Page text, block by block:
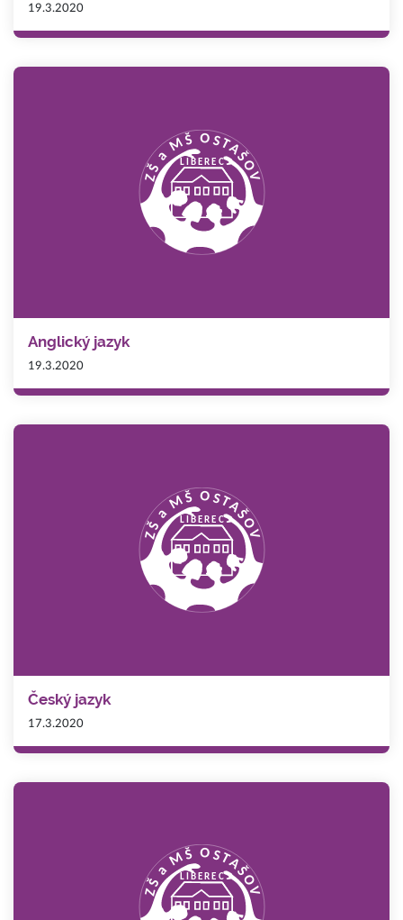
19.3.2020
Anglický jazyk
19.3.2020
Český jazyk
17.3.2020